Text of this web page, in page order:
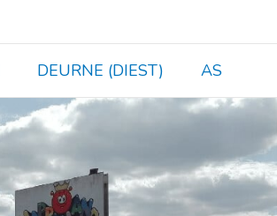
DEURNE (DIEST) AS